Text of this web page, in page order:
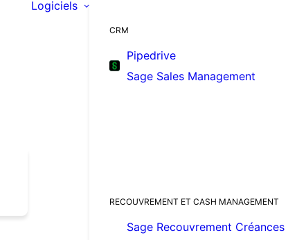
Logiciels
CRM
Pipedrive
Sage Sales Management
RECOUVREMENT ET CASH MANAGEMENT
Sage Recouvrement Créances